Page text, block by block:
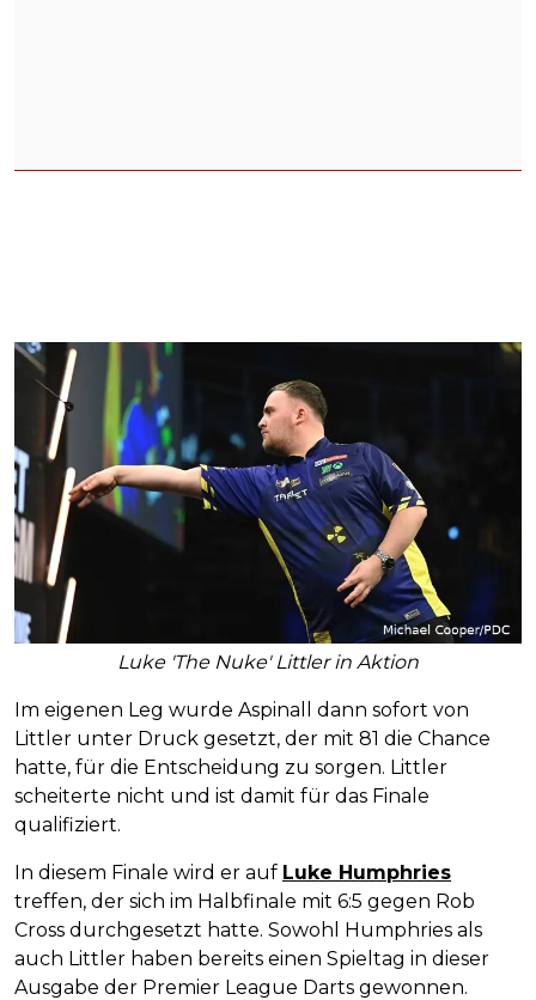
Luke 'The Nuke' Littler in Aktion
Im eigenen Leg wurde Aspinall dann sofort von
Littler unter Druck gesetzt, der mit 81 die Chance
hatte, für die Entscheidung zu sorgen. Littler
scheiterte nicht und ist damit für das Finale
qualifiziert.
In diesem Finale wird er auf Luke Humphries
treffen, der sich im Halbfinale mit 6:5 gegen Rob
Cross durchgesetzt hatte. Sowohl Humphries als
auch Littler haben bereits einen Spieltag in dieser
Ausgabe der Premier League Darts gewonnen.